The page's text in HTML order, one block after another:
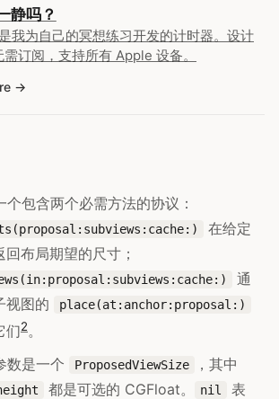
静吗？
是我为自己的冥想练习开发的计时器。设计
订阅，支持所有 Apple 设备。
个包含两个必需方法的协议：
在给定
布局期望的尺寸；
通
视图的
place(at:anchor:proposal:)
们2。
数是一个 ProposedViewSize ，其中
都是可选的 CGFloat。 nil
表